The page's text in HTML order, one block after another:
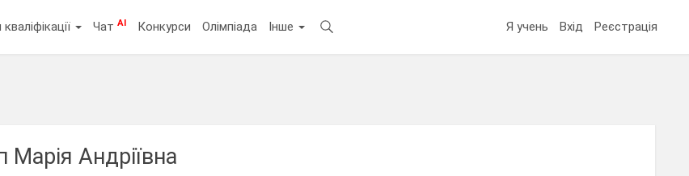
ЧатAI Конкурси Олімпіада Інше Я учень Вхід Реєстрація
Марія Андріївна